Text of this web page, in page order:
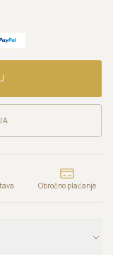
Obročno plaćanje